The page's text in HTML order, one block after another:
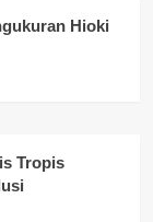
Hioki
Tropis